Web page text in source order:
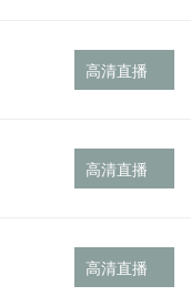
高清直播
高清直播
高清直播